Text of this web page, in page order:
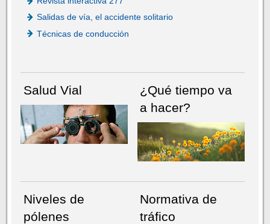
Salidas de vía, el accidente solitario
Técnicas de conducción
Salud Vial
¿Qué tiempo va
a hacer?
Niveles de
pólenes
Normativa de
tráfico